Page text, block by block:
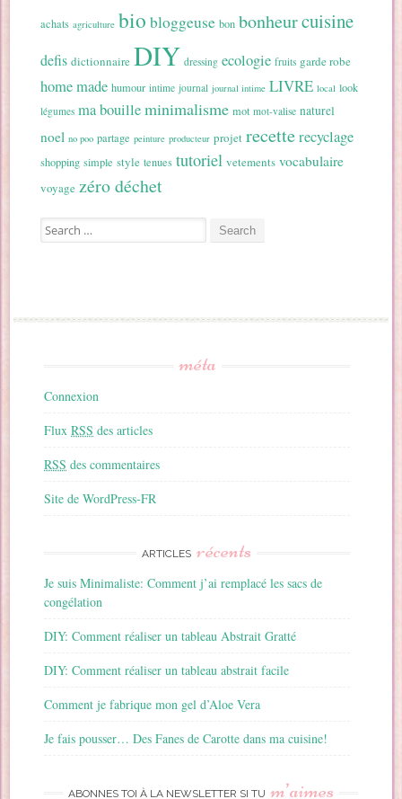
achats agriculture bio bloggeuse bon bonheurcuisine
defis dictionnaire DIY dressing ecologie fruits garde robe
home made humour intime journal journal intime LIVRE local look
légumes ma bouilleminimalisme mot mot-valise naturel
noel no poo partage peinture producteur projet recetterecyclage
shopping simple style tenues tutoriel vetements vocabulaire
voyage zéro déchet
Search for:
méta
Connexion
FluxRSS des articles
RSS des commentaires
Site de WordPress-FR
ARTICLES récents
Je suis Minimaliste: Comment j’ai remplacé les sacs de
congélation
DIY: Comment réaliser un tableau Abstrait Gratté
DIY: Comment réaliser un tableau abstrait facile
Comment je fabrique mon gel d’Aloe Vera
Je fais pousser… Des Fanes de Carotte dans ma cuisine!
ABONNES TOI À LA NEWSLETTER SI TU m’aimes